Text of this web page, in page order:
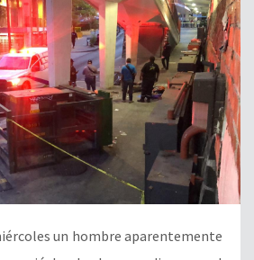
un hombre aparentemente